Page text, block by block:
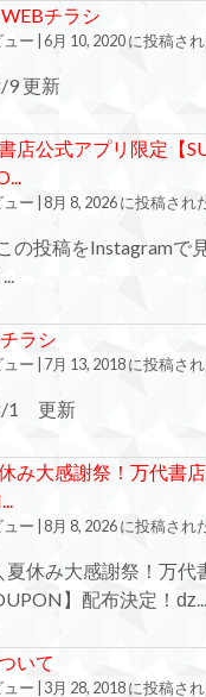
チラシ
ー 6月 10, 2020 に投稿さ
9 更新
店公式アプリ限定【
ー 8月 8, 2026 に投稿され
投稿をInstagramで
ラシ
ー 7月 13, 2018 に投稿さ
1 更新
み大感謝祭！万代書
ー 8月 8, 2026 に投稿され
休み大感謝祭！万代
】配布決定！ǳ...
いて
ー 3月 28, 2018 に投稿さ